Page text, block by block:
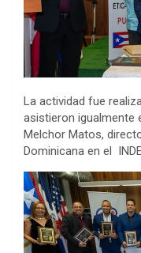
La actividad fue
asistieron igualmente
Melchor Matos,
Dominicana en el